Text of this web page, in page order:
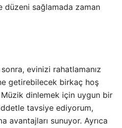
düzeni sağlamada zaman
evinizi rahatlamanız
getirebilecek birkaç hoş
dinlemek için uygun bir
tavsiye ediyorum,
avantajları sunuyor. Ayrıca